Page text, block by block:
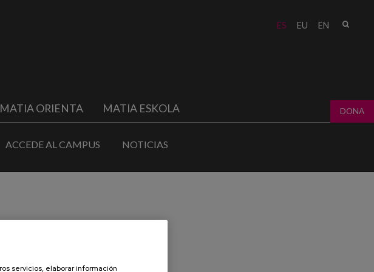
ES EU EN
MATIA ORIENTA MATIA ESKOLA DONA
ACCEDE AL CAMPUS NOTICIAS
servicios, elaborar información